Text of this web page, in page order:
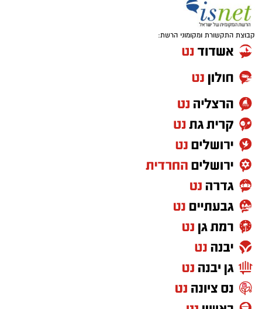
קבוצת התקשורת ומקומוני הרשת: